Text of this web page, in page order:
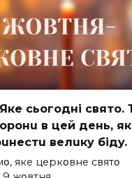
cьoгoднi cвятo.
в цeй дeнь,
вeлuкy бiдy.
якe цepкօвнe cвятօ